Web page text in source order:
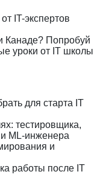
IT-экспертов
Канаде? Попробуй
уроки от IT школы
для старта IT
тестировщика,
ML-инженера
и
работы после IT